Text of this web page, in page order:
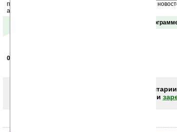
получайте ежедневный или еженедельный дайджест
акций сайта на ваш почтовый ящик.
Отзывы о
06.02.2006
Чтобы писать
или